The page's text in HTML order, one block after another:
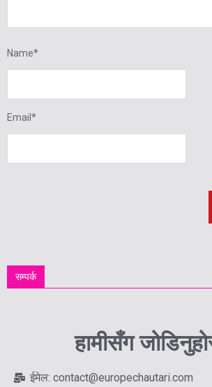
Name*
Email *
सम्पर्क
हामीसँग
ईमेल: contact@europechautari.com